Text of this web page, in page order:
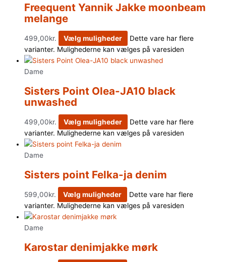
Freequent Yannik Jakke moonbeam
melange
499,00kr. Vælg muligheder
Dette vare har flere
varianter. Mulighederne kan vælges på varesiden
Dame
Sisters Point Olea-JA10 black
unwashed
499,00kr. Vælg muligheder
Dette vare har flere
varianter. Mulighederne kan vælges på varesiden
Dame
Sisters point Felka-ja denim
599,00kr. Vælg muligheder
Dette vare har flere
varianter. Mulighederne kan vælges på varesiden
Dame
Karostar denimjakke mørk